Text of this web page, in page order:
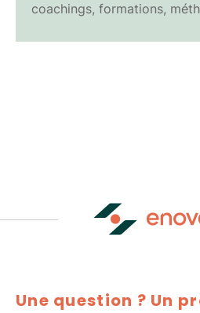
coachings, formations,
Une question ? Un